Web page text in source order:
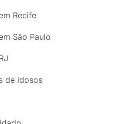
Recife
São Paulo
de idosos